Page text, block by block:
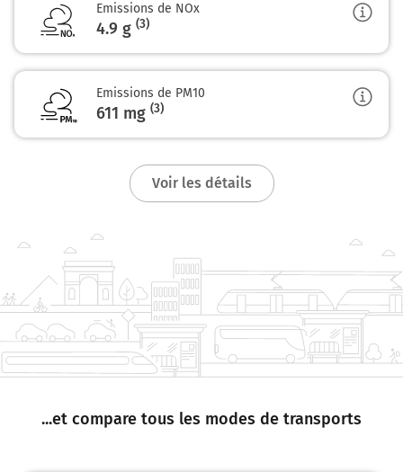
Emissions de NOx
4.9 g (3)
Emissions de PM10
611 mg (3)
Voir les détails
...et compare tous les modes de transports